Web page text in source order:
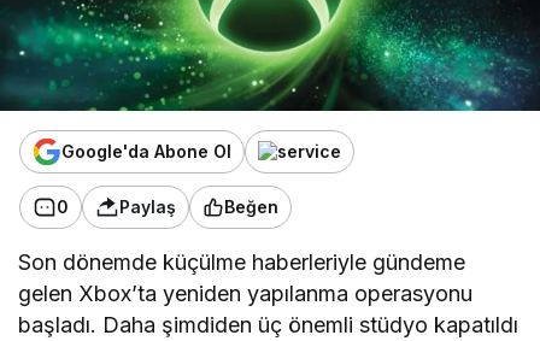
Google'da Abone Ol
0 Paylaş Beğen
Son dönemde küçülme haberleriyle gündeme
gelen Xbox’ta yeniden yapılanma operasyonu
başladı. Daha şimdiden üç önemli stüdyo kapatıldı